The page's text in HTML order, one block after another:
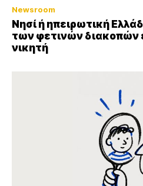
Newsroom
Νησί ή ηπειρωτική
των φετινών διακοπών
νικητή